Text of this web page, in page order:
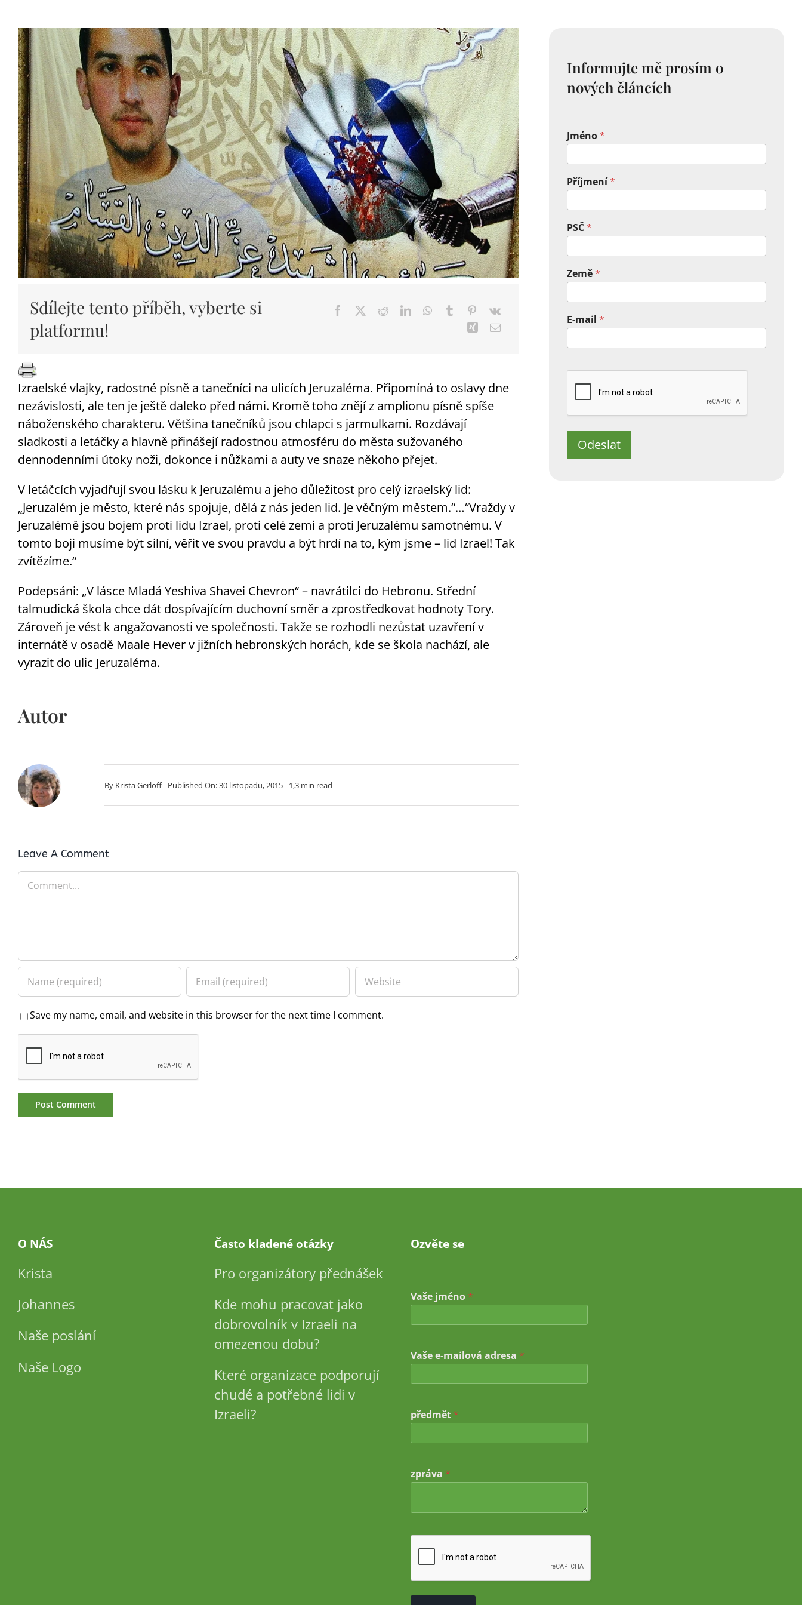
Sdílejte tento příběh, vyberte si
platformu!
Izraelské vlajky, radostné písně a tanečníci na ulicích Jeruzaléma. Připomíná to oslavy dne
nezávislosti, ale ten je ještě daleko před námi. Kromě toho znějí z amplionu písně spíše
náboženského charakteru. Většina tanečníků jsou chlapci s jarmulkami. Rozdávají
sladkosti a letáčky a hlavně přinášejí radostnou atmosféru do města sužovaného
dennodenními útoky noži, dokonce i nůžkami a auty ve snaze někoho přejet.
V letáčcích vyjadřují svou lásku k Jeruzalému a jeho důležitost pro celý izraelský lid:
„Jeruzalém je město, které nás spojuje, dělá z nás jeden lid. Je věčným městem.“…“Vraždy v
Jeruzalémě jsou bojem proti lidu Izrael, proti celé zemi a proti Jeruzalému samotnému. V
tomto boji musíme být silní, věřit ve svou pravdu a být hrdí na to, kým jsme – lid Izrael! Tak
zvítězíme.“
Podepsáni: „V lásce Mladá Yeshiva Shavei Chevron“ – navrátilci do Hebronu. Střední
talmudická škola chce dát dospívajícím duchovní směr a zprostředkovat hodnoty Tory.
Zároveň je vést k angažovanosti ve společnosti. Takže se rozhodli nezůstat uzavření v
internátě v osadě Maale Hever v jižních hebronských horách, kde se škola nachází, ale
vyrazit do ulic Jeruzaléma.
Autor
By Krista Gerloff Published On: 30 listopadu, 2015 1,3 min read
Leave A Comment
Comment
Save my name, email, and website in this browser for the next time I comment.
Informujte mě prosím o
nových článcích
Jméno*
Příjmení*
PSČ*
Země*
E-mail*
Odeslat
O NÁS
Krista
Johannes
Naše poslání
Naše Logo
Často kladené otázky
Pro organizátory přednášek
Kde mohu pracovat jako
dobrovolník v Izraeli na
omezenou dobu?
Které organizace podporují
chudé a potřebné lidi v
Izraeli?
Ozvěte se
d
r
e
*
*
Vaše jméno *
Vaše e-mailová adresa *
předmět *
zpráva *